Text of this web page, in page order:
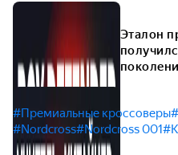
Эталон
#Премиальные кроссоверы
#Nordcross#Nordcross 001